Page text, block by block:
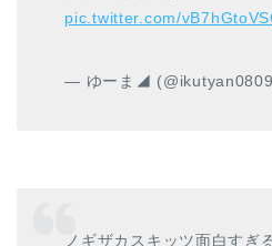
pic.twitter.com/
— ゆーま◢
ノギザカスキッツ面白すぎ